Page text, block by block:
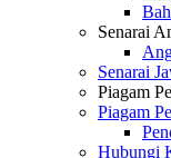
Senarai
Senarai
Piagam
Piagam
Hubungi